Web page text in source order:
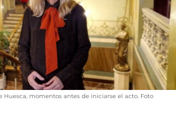
ARAGÓN
Huesca, momentos antes de iniciarse el acto. Foto